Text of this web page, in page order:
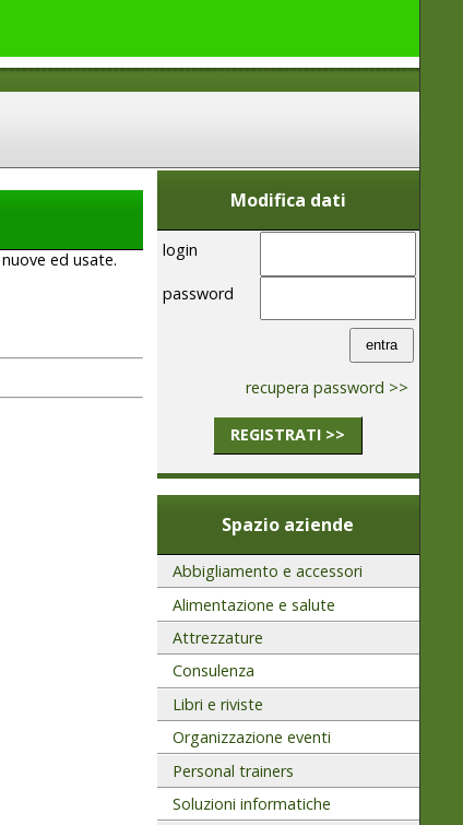
ed usate.
Modifica dati
login
password
recupera password >>
REGISTRATI >>
Spazio aziende
Abbigliamento e accessori
Alimentazione e salute
Attrezzature
Consulenza
Libri e riviste
Organizzazione eventi
Personal trainers
Soluzioni informatiche